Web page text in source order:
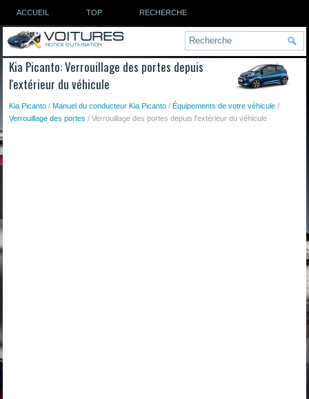
ACCUEIL TOP RECHERCHE
Kia Picanto: Verrouillage des portes depuis
l'extérieur du véhicule
Kia Picanto /Manuel du conducteur Kia Picanto /Équipements de votre véhicule /
Verrouillage des portes / Verrouillage des portes depuis l'extérieur du véhicule